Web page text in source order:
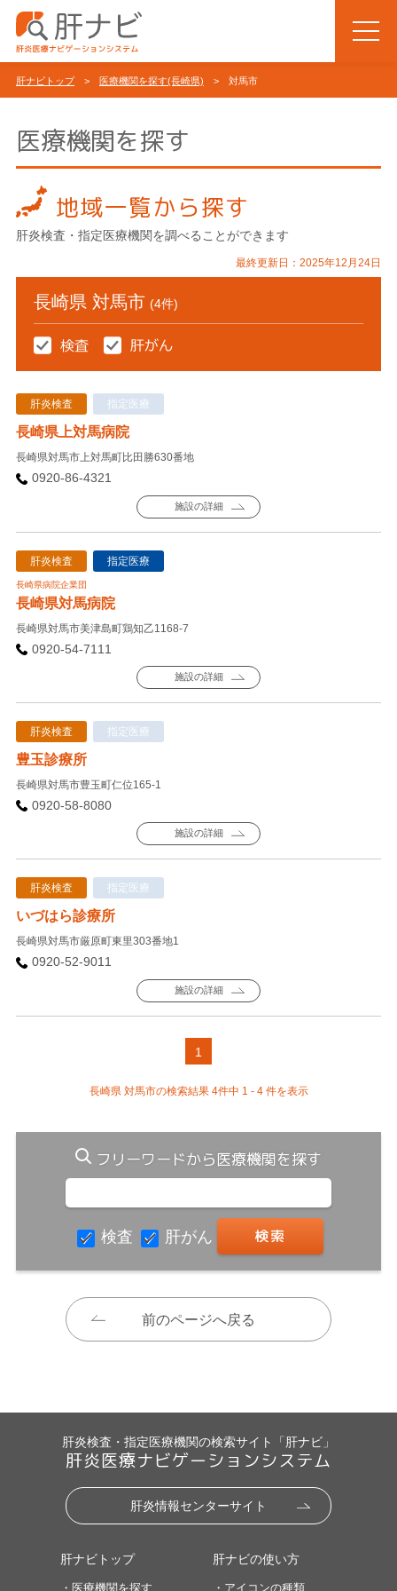
肝ナビトップ> 医療機関を探す(長崎県) > 対馬市
医療機関を探す
地域一覧から探す
肝炎検査・指定医療機関を調べることができます
最終更新日：2025年12月24日
長崎県 対馬市 (4件)
肝炎検査 指定医療
長崎県上対馬病院
長崎県対馬市上対馬町比田勝630番地
0920-86-4321
施設の詳細
肝炎検査 指定医療
長崎県病院企業団
長崎県対馬病院
長崎県対馬市美津島町鶏知乙1168-7
0920-54-7111
施設の詳細
肝炎検査 指定医療
豊玉診療所
長崎県対馬市豊玉町仁位165-1
0920-58-8080
施設の詳細
肝炎検査 指定医療
いづはら診療所
長崎県対馬市厳原町東里303番地1
0920-52-9011
施設の詳細
1
長崎県 対馬市の検索結果 4件中 1 - 4 件を表示
フリーワードから医療機関を探す
検査 肝がん
前のページへ戻る
肝炎検査・指定医療機関の検索サイト「肝ナビ」
肝炎医療ナビゲーションシステム
肝炎情報センターサイト
肝ナビトップ
・医療機関を探す
肝ナビの使い方
・アイコンの種類